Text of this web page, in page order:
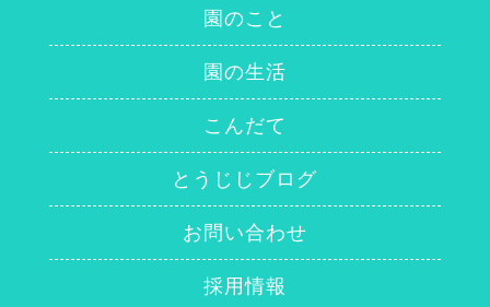
園のこと
園の生活
こんだて
とうじじブログ
お問い合わせ
採用情報